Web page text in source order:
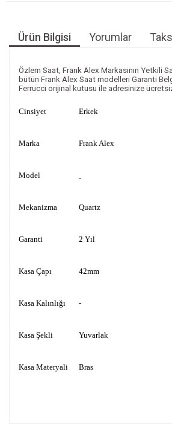
Ürün Bilgisi Yorumlar
Özlem Saat, Frank Alex Markasının Yetkili
bütün Frank Alex Saat modelleri Garanti
Ferrucci orijinal kutusu ile adresinize
Cinsiyet Erkek
Marka Frank Alex
Model -
Mekanizma Quartz
Garanti 2 Yıl
Kasa Çapı 42mm
Kasa Kalınlığı -
Kasa Şekli Yuvarlak
Kasa Materyali Bras